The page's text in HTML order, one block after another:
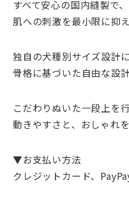
すべて安心の国内縫製で
肌への刺激を最小限に抑
独自の犬種別サイズ設計
骨格に基づいた自由な設
こだわりぬいた一段上を
動きやすさと、おしゃれ
▼お支払い方法
クレジットカード、